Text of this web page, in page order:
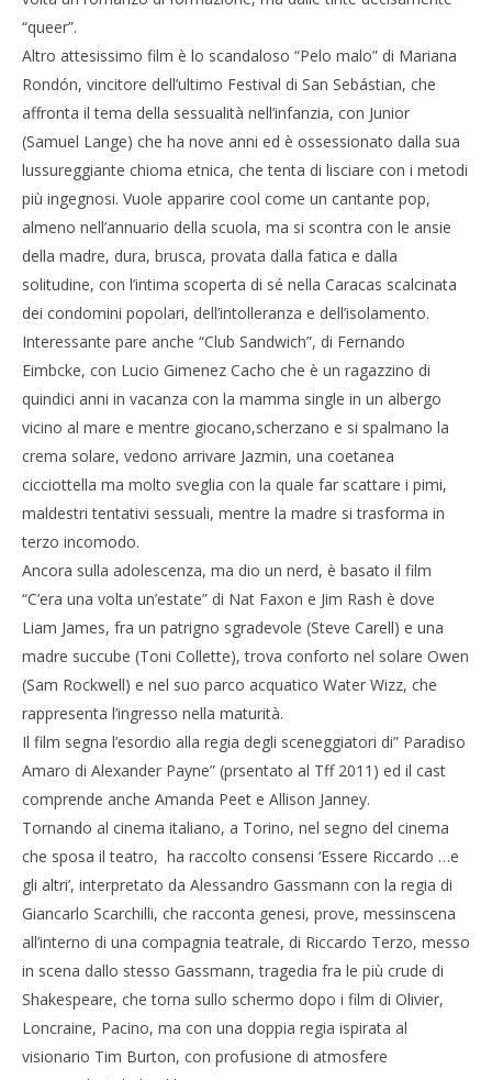
“queer”.
Altro attesissimo film è lo scandaloso “Pelo malo” di Mariana
Rondón, vincitore dell’ultimo Festival di San Sebástian, che
affronta il tema della sessualità nell’infanzia, con Junior
(Samuel Lange) che ha nove anni ed è ossessionato dalla sua
lussureggiante chioma etnica, che tenta di lisciare con i metodi
più ingegnosi. Vuole apparire cool come un cantante pop,
almeno nell’annuario della scuola, ma si scontra con le ansie
della madre, dura, brusca, provata dalla fatica e dalla
solitudine, con l’intima scoperta di sé nella Caracas scalcinata
dei condomini popolari, dell’intolleranza e dell’isolamento.
Interessante pare anche “Club Sandwich”, di Fernando
Eimbcke, con Lucio Gimenez Cacho che è un ragazzino di
quindici anni in vacanza con la mamma single in un albergo
vicino al mare e mentre giocano,scherzano e si spalmano la
crema solare, vedono arrivare Jazmin, una coetanea
cicciottella ma molto sveglia con la quale far scattare i pimi,
maldestri tentativi sessuali, mentre la madre si trasforma in
terzo incomodo.
Ancora sulla adolescenza, ma dio un nerd, è basato il film
“C’era una volta un’estate” di Nat Faxon e Jim Rash è dove
Liam James, fra un patrigno sgradevole (Steve Carell) e una
madre succube (Toni Collette), trova conforto nel solare Owen
(Sam Rockwell) e nel suo parco acquatico Water Wizz, che
rappresenta l’ingresso nella maturità.
Il film segna l’esordio alla regia degli sceneggiatori di” Paradiso
Amaro di Alexander Payne” (prsentato al Tff 2011) ed il cast
comprende anche Amanda Peet e Allison Janney.
Tornando al cinema italiano, a Torino, nel segno del cinema
che sposa il teatro, ha raccolto consensi ‘Essere Riccardo …e
gli altri’, interpretato da Alessandro Gassmann con la regia di
Giancarlo Scarchilli, che racconta genesi, prove, messinscena
all’interno di una compagnia teatrale, di Riccardo Terzo, messo
in scena dallo stesso Gassmann, tragedia fra le più crude di
Shakespeare, che torna sullo schermo dopo i film di Olivier,
Loncraine, Pacino, ma con una doppia regia ispirata al
visionario Tim Burton, con profusione di atmosfere